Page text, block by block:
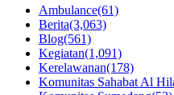
Ambulance(61)
Berita(3,063)
Blog(561)
Kegiatan(1,091)
Kerelawanan(178)
Komunitas Sahabat Al